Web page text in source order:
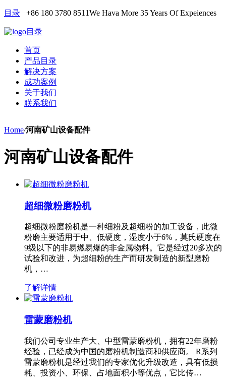
目录 +86 180 3780 8511We Hava More 35 Years Of Expeiences
目录
首页
产品目录
解决方案
成功案例
关于我们
联系我们
Home/河南矿山设备配件
河南矿山设备配件
超细微粉磨粉机
超细微粉磨粉机是一种细粉及超细粉的加工设备，此微
粉磨主要适用于中、低硬度，湿度小于6%，莫氏硬度在
9级以下的非易燃易爆的非金属物料。它是经过20多次的
试验和改进，为超细粉的生产而研发制造的新型磨粉
机，…
了解详情
雷蒙磨粉机
我们公司专业生产大、中型雷蒙磨粉机，拥有22年磨粉
经验，已经成为中国的磨粉机制造商和供应商。 R系列
雷蒙磨粉机是经过我们的专家优化升级改造，具有低损
耗、投资小、环保、占地面积小等优点，它比传…